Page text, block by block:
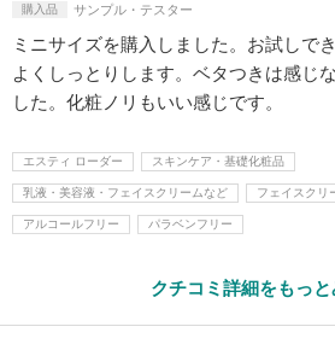
購入品 サンプル・テスター
ミニサイズを購入しました。お試しで
よくしっとりします。ベタつきは感じ
した。化粧ノリもいい感じです。
エスティ ローダー スキンケア・基礎化粧品
乳液・美容液・フェイスクリームなど フェイスクリ
アルコールフリー パラベンフリー
クチコミ詳細をもっと